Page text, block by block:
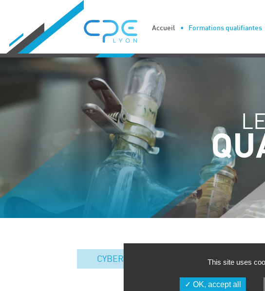
Accueil Formations qualifiantes
CYBERSÉCURITÉ
Cookies management panel
This site uses
OK, accept all